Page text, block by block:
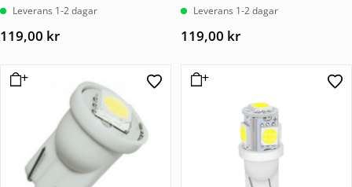
Leverans 1-2 dagar
119,00 kr
Leverans 1-2 dagar
119,00 kr